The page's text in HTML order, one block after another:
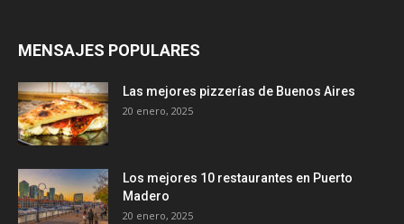
MENSAJES POPULARES
Las mejores pizzerías de Buenos Aires
20 enero, 2025
Los mejores 10 restaurantes en Puerto
Madero
20 enero, 2025